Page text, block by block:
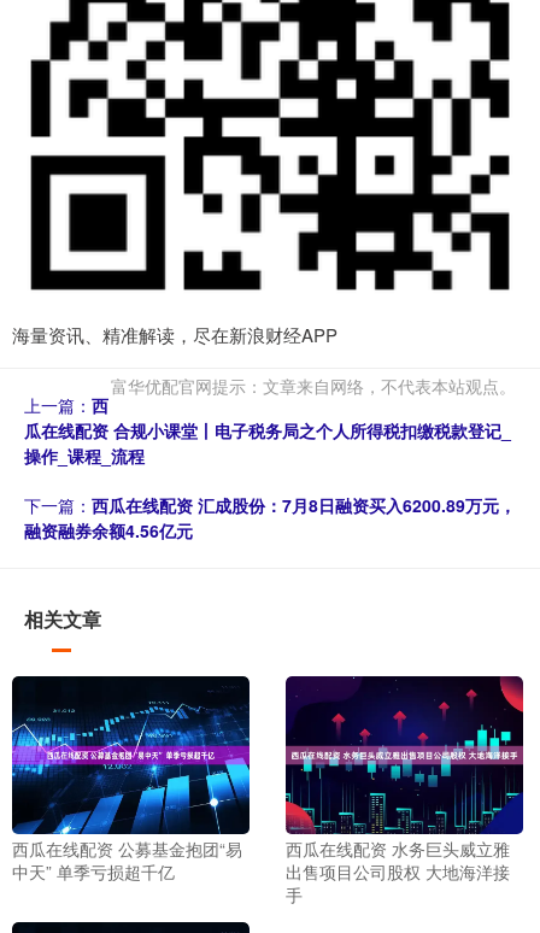
海量资讯、精准解读，尽在新浪财经APP
富华优配官网提示：文章来自网络，不代表本站观点。
上一篇： 西
瓜在线配资 合规小课堂丨电子税务局之个人所得税扣缴税款登记_
操作_课程_流程
下一篇： 西瓜在线配资 汇成股份：7月8日融资买入6200.89万元，
融资融券余额4.56亿元
相关文章
西瓜在线配资 公募基金抱团“易
中天” 单季亏损超千亿
西瓜在线配资 水务巨头威立雅
出售项目公司股权 大地海洋接
手